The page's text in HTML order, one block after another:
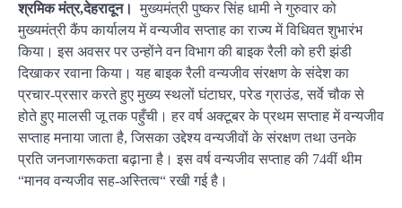
श्रमिक मंत्र,देहरादून। मुख्यमंत्री पुष्कर सिंह धामी ने गुरुवार को
मुख्यमंत्री कैंप कार्यालय में वन्यजीव सप्ताह का राज्य में विधिवत शुभारंभ
किया। इस अवसर पर उन्होंने वन विभाग की बाइक रैली को हरी झंडी
दिखाकर रवाना किया। यह बाइक रैली वन्यजीव संरक्षण के संदेश का
प्रचार-प्रसार करते हुए मुख्य स्थलों घंटाघर, परेड ग्राउंड, सर्वे चौक से
होते हुए मालसी जू तक पहुँची। हर वर्ष अक्टूबर के प्रथम सप्ताह में वन्यजीव
सप्ताह मनाया जाता है, जिसका उद्देश्य वन्यजीवों के संरक्षण तथा उनके
प्रति जनजागरूकता बढ़ाना है। इस वर्ष वन्यजीव सप्ताह की 74वीं थीम
“मानव वन्यजीव सह-अस्तित्व“ रखी गई है।